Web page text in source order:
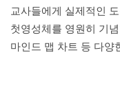
교사들에게 실제적인
첫영성체를 영원히 기
마인드 맵 차트 등 다양